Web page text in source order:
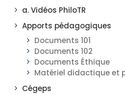
a. Vidéos PhiloTR
Apports pédagogiques
Documents 101
Documents 102
Documents Éthique
Matériel didactique et
Cégeps